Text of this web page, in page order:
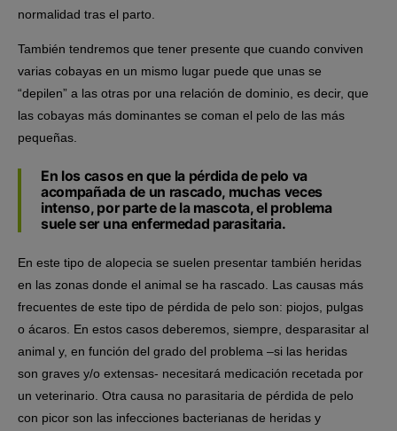
normalidad tras el parto.
También tendremos que tener presente que cuando conviven
varias cobayas en un mismo lugar puede que unas se
“depilen” a las otras por una relación de dominio, es decir, que
las cobayas más dominantes se coman el pelo de las más
pequeñas.
En los casos en que la pérdida de pelo va
acompañada de un rascado, muchas veces
intenso, por parte de la mascota, el problema
suele ser una enfermedad parasitaria.
En este tipo de alopecia se suelen presentar también heridas
en las zonas donde el animal se ha rascado. Las causas más
frecuentes de este tipo de pérdida de pelo son: piojos, pulgas
o ácaros. En estos casos deberemos, siempre, desparasitar al
animal y, en función del grado del problema –si las heridas
son graves y/o extensas- necesitará medicación recetada por
un veterinario. Otra causa no parasitaria de pérdida de pelo
con picor son las infecciones bacterianas de heridas y